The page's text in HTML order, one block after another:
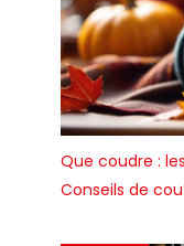
Que coudre :
Conseils de